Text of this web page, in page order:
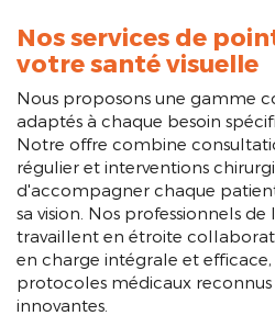
Nos services de
votre santé visuelle
Nous proposons une gamme
adaptés à chaque besoin
Notre offre combine
régulier et interventions
d'accompagner chaque
sa vision. Nos professionnels de
travaillent en étroite
en charge intégrale et efficace,
protocoles médicaux
innovantes.